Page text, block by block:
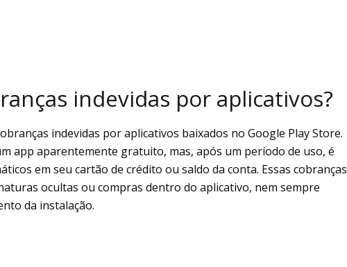
indevidas por aplicativos?
indevidas por aplicativos baixados no Google Play Store.
app aparentemente gratuito, mas, após um período de uso, é
em seu cartão de crédito ou saldo da conta. Essas cobranças
ocultas ou compras dentro do aplicativo, nem sempre
da instalação.